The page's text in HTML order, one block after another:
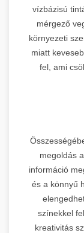
vízbázisú
mérgező
környezeti
miatt
fel, ami
megoldás
információ
és a könnyű
színekkel
kreativitás